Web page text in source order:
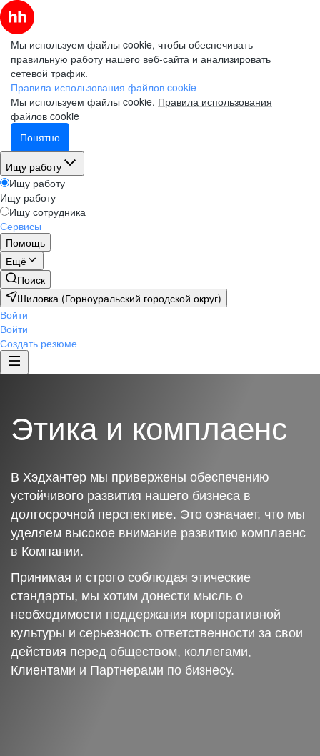
Мы используем файлы cookie, чтобы обеспечивать
правильную работу нашего веб-сайта и анализировать
сетевой трафик.
Правила использования файлов cookie
Мы используем файлы cookie. Правила использования
файлов cookie
Понятно
Ищу работу
Ищу работу
Ищу работу
Ищу сотрудника
Сервисы
Помощь
Ещё
Поиск
Шиловка (Горноуральский городской округ)
Войти
Войти
Создать резюме
Этика и комплаенс
В Хэдхантер мы привержены обеспечению
устойчивого развития нашего бизнеса в
долгосрочной перспективе. Это означает, что мы
уделяем высокое внимание развитию комплаенс
в Компании.
Принимая и строго соблюдая этические
стандарты, мы хотим донести мысль о
необходимости поддержания корпоративной
культуры и серьезность ответственности за свои
действия перед обществом, коллегами,
Клиентами и Партнерами по бизнесу.